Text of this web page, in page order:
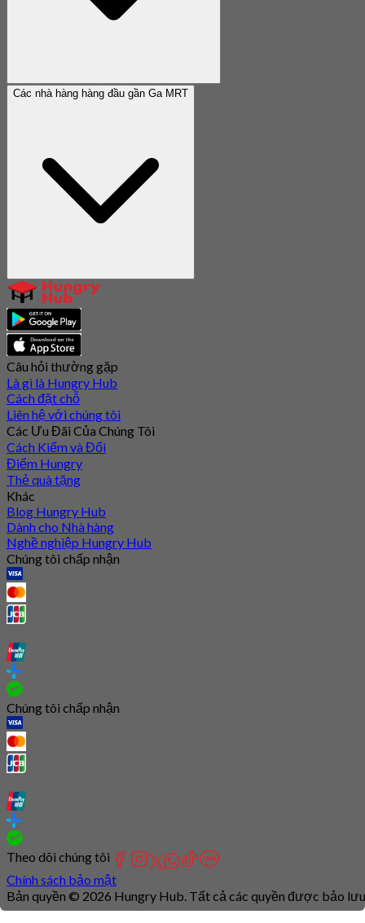
Các nhà hàng hàng đầu gần Ga MRT
Câu hỏi thường gặp
Là gì là Hungry Hub
Cách đặt chỗ
Liên hệ với chúng tôi
Các Ưu Đãi Của Chúng Tôi
Cách Kiếm và Đổi
Điểm Hungry
Thẻ quà tặng
Khác
Blog Hungry Hub
Dành cho Nhà hàng
Nghề nghiệp Hungry Hub
Chúng tôi chấp nhận
Chúng tôi chấp nhận
Theo dõi chúng tôi
Chính sách bảo mật
Bản quyền © 2026 Hungry Hub. Tất cả các quyền được bảo
Connection